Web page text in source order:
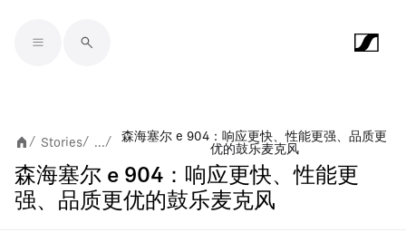
/ Stories/ .../
森海塞尔 e 904：响应更快、性能更强、品质更
优的鼓乐麦克风
森海塞尔 e 904：响应更快、性能更
强、品质更优的鼓乐麦克风